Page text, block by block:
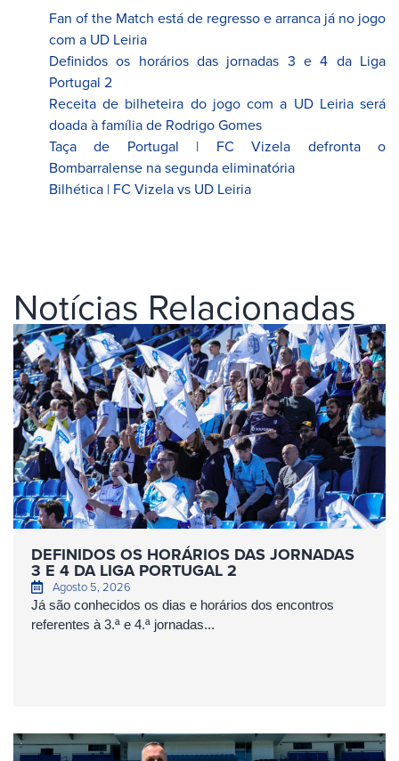
Fan of the Match está de regresso e arranca já no jogo
com a UD Leiria
Definidos os horários das jornadas 3 e 4 da Liga
Portugal 2
Receita de bilheteira do jogo com a UD Leiria será
doada à família de Rodrigo Gomes
Taça de Portugal | FC Vizela defronta o
Bombarralense na segunda eliminatória
Bilhética | FC Vizela vs UD Leiria
Notícias Relacionadas
DEFINIDOS OS HORÁRIOS DAS JORNADAS
3 E 4 DA LIGA PORTUGAL 2
Agosto 5, 2026
Já são conhecidos os dias e horários dos encontros
referentes à 3.ª e 4.ª jornadas...